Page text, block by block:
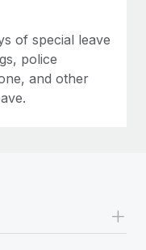
of special leave
police
and other
+